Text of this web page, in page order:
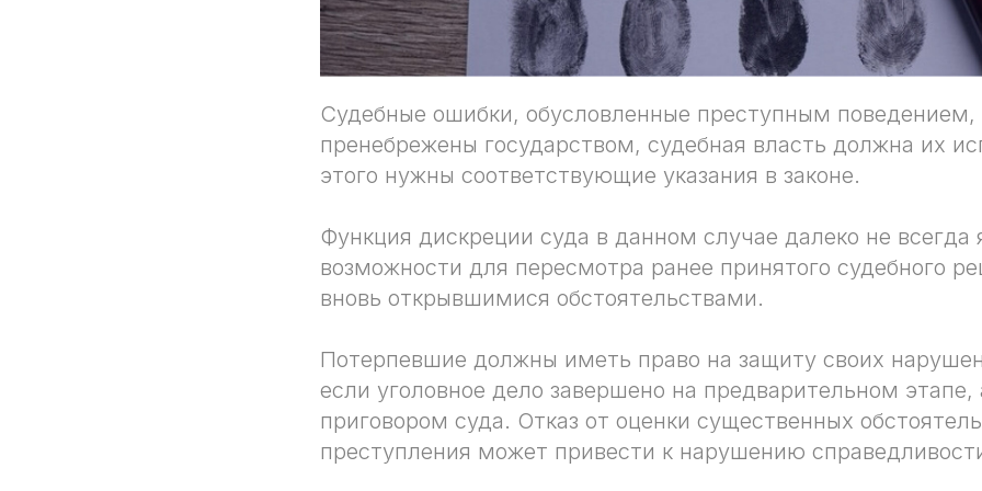
Судебные ошибки, обусловленные преступным поведением,
пренебрежены государством, судебная власть должна их
этого нужны соответствующие указания в законе.
Функция дискреции суда в данном случае далеко не всегда
возможности для пересмотра ранее принятого судебного
вновь открывшимися обстоятельствами.
Потерпевшие должны иметь право на защиту своих
если уголовное дело завершено на предварительном этапе,
приговором суда. Отказ от оценки существенных
преступления может привести к нарушению